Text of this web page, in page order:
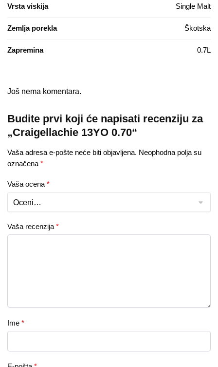
Vrsta viskija Single Malt
Zemlja porekla Škotska
Zapremina 0.7L
Još nema komentara.
Budite prvi koji će napisati recenziju za
„Craigellachie 13YO 0.70“
Vaša adresa e-pošte neće biti objavljena. Neophodna polja su
označena *
Vaša ocena*
Vaša recenzija *
Ime *